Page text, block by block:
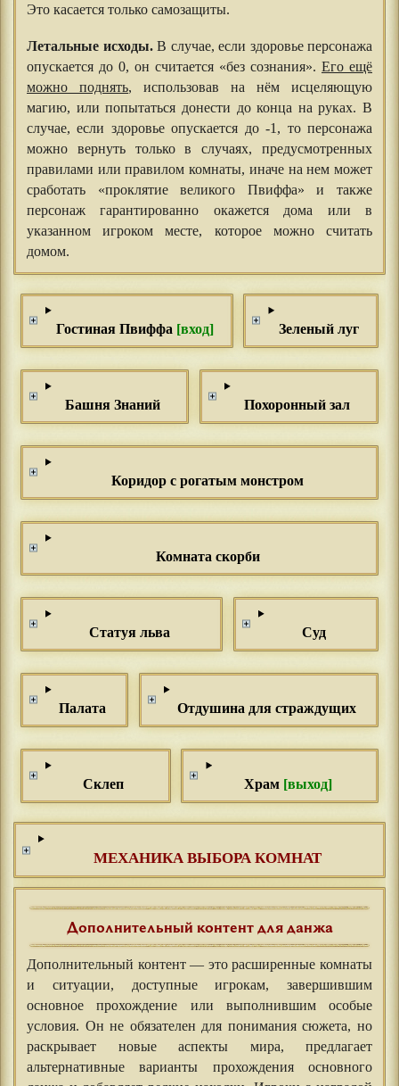
Это касается только самозащиты.
Летальные исходы. В случае, если здоровье персонажа
опускается до 0, он считается «без сознания». Его ещё
можно поднять, использовав на нём исцеляющую
магию, или попытаться донести до конца на руках. В
случае, если здоровье опускается до -1, то персонажа
можно вернуть только в случаях, предусмотренных
правилами или правилом комнаты, иначе на нем может
сработать «проклятие великого Пвиффа» и также
персонаж гарантированно окажется дома или в
указанном игроком месте, которое можно считать
домом.
Гостиная Пвиффа [вход] Зеленый луг
Башня Знаний Похоронный зал
Коридор с рогатым монстром
Комната скорби
Статуя льва Суд
Палата Отдушина для страждущих
Склеп Храм [выход]
МЕХАНИКА ВЫБОРА КОМНАТ
Дополнительный контент для данжа
Дополнительный контент — это расширенные комнаты
и ситуации, доступные игрокам, завершившим
основное прохождение или выполнившим особые
условия. Он не обязателен для понимания сюжета, но
раскрывает новые аспекты мира, предлагает
альтернативные варианты прохождения основного